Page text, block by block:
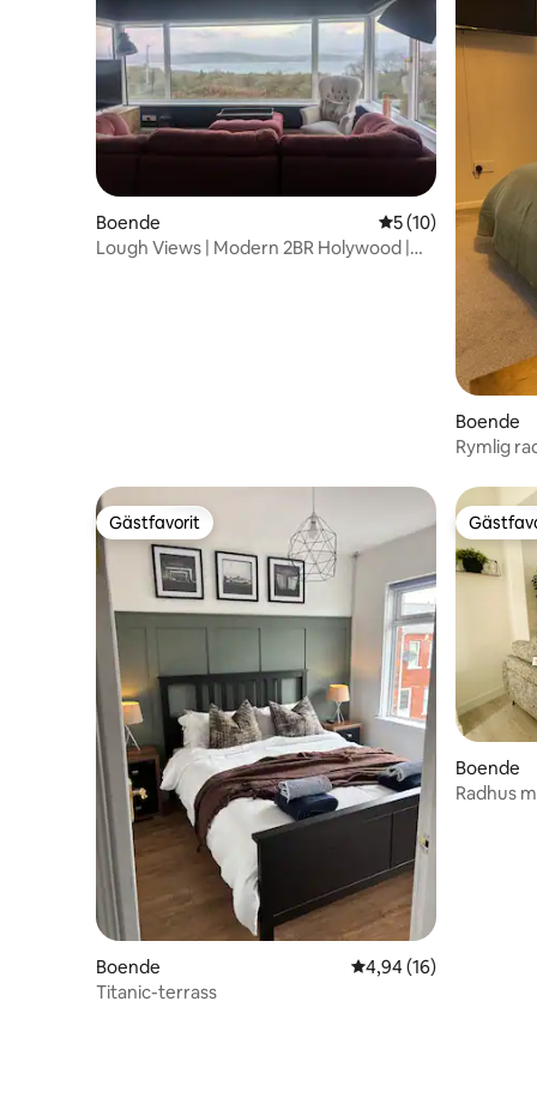
Boende 5 av 5 i
5 (10)
Lough Views | Modern 2BR Holywood |
Boende
Rymlig
Gästfavorit
Gästfavorit
Boende 4,94 av 5 i
4,94 (16)
Titanic-terrass
Boende
Radhus